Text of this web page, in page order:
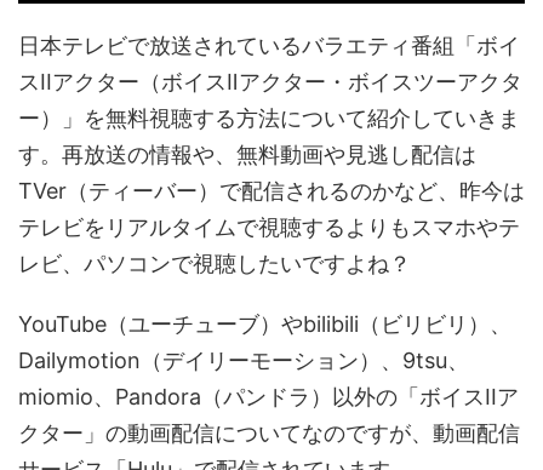
日本テレビで放送されているバラエティ番組「ボイ
スIIアクター（ボイスⅡアクター・ボイスツーアクタ
ー）」を無料視聴する方法について紹介していきま
す。再放送の情報や、無料動画や見逃し配信は
TVer（ティーバー）で配信されるのかなど、昨今は
テレビをリアルタイムで視聴するよりもスマホやテ
レビ、パソコンで視聴したいですよね？
YouTube（ユーチューブ）やbilibili（ビリビリ）、
Dailymotion（デイリーモーション）、9tsu、
miomio、Pandora（パンドラ）以外の「ボイスIIア
クター」の動画配信についてなのですが、動画配信